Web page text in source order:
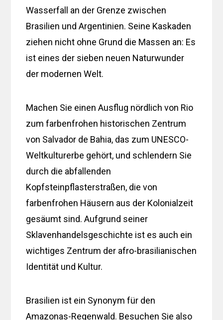
Wasserfall an der Grenze zwischen
Brasilien und Argentinien. Seine Kaskaden
ziehen nicht ohne Grund die Massen an: Es
ist eines der sieben neuen Naturwunder
der modernen Welt.
Machen Sie einen Ausflug nördlich von Rio
zum farbenfrohen historischen Zentrum
von Salvador de Bahia, das zum UNESCO-
Weltkulturerbe gehört, und schlendern Sie
durch die abfallenden
Kopfsteinpflasterstraßen, die von
farbenfrohen Häusern aus der Kolonialzeit
gesäumt sind. Aufgrund seiner
Sklavenhandelsgeschichte ist es auch ein
wichtiges Zentrum der afro-brasilianischen
Identität und Kultur.
Brasilien ist ein Synonym für den
Amazonas-Regenwald. Besuchen Sie also